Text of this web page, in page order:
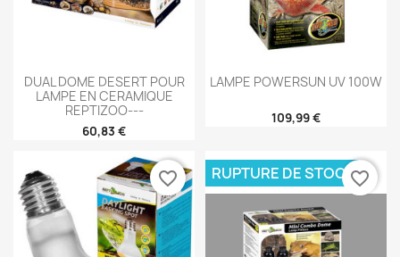
DUAL DOME DESERT POUR
LAMPE EN CERAMIQUE
REPTIZOO---
60,83 €
LAMPE POWERSUN UV 100W
109,99 €
favorite_border RUPTURE DE STOCKfavorite_border